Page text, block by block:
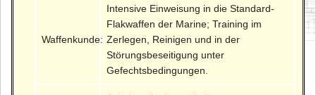
Waffenkunde:
Intensive Einweisung in die Standard-
Flakwaffen der Marine; Training im
Zerlegen, Reinigen und in der
Störungsbeseitigung unter
Gefechtsbedingungen.